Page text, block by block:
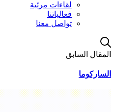
لقاءات مرئية
فعالياتنا
تواصل معنا
المقال السابق
الساركوما